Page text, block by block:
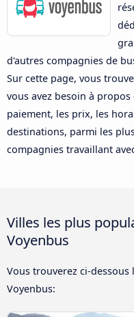
d'autres compagnies de
Sur cette page, vous
vous avez besoin à
paiement, les prix, les
destinations, parmi les
compagnies travaillant
Villes les plus
Voyenbus
Vous trouverez ci-
Voyenbus: